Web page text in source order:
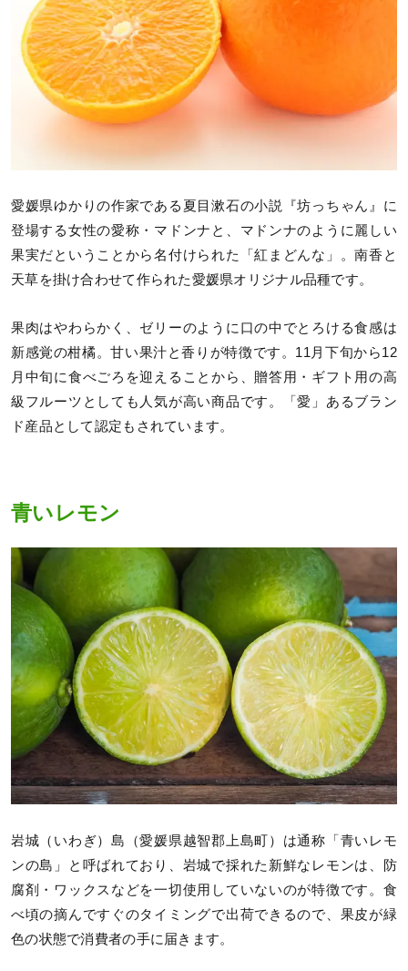
愛媛県ゆかりの作家である夏目漱石の小説『坊っちゃん』に
登場する女性の愛称・マドンナと、マドンナのように麗しい
果実だということから名付けられた「紅まどんな」。南香と
天草を掛け合わせて作られた愛媛県オリジナル品種です。
果肉はやわらかく、ゼリーのように口の中でとろける食感は
新感覚の柑橘。甘い果汁と香りが特徴です。11月下旬から12
月中旬に食べごろを迎えることから、贈答用・ギフト用の高
級フルーツとしても人気が高い商品です。「愛」あるブラン
ド産品として認定もされています。
青いレモン
岩城（いわぎ）島（愛媛県越智郡上島町）は通称「青いレモ
ンの島」と呼ばれており、岩城で採れた新鮮なレモンは、防
腐剤・ワックスなどを一切使用していないのが特徴です。食
べ頃の摘んですぐのタイミングで出荷できるので、果皮が緑
色の状態で消費者の手に届きます。